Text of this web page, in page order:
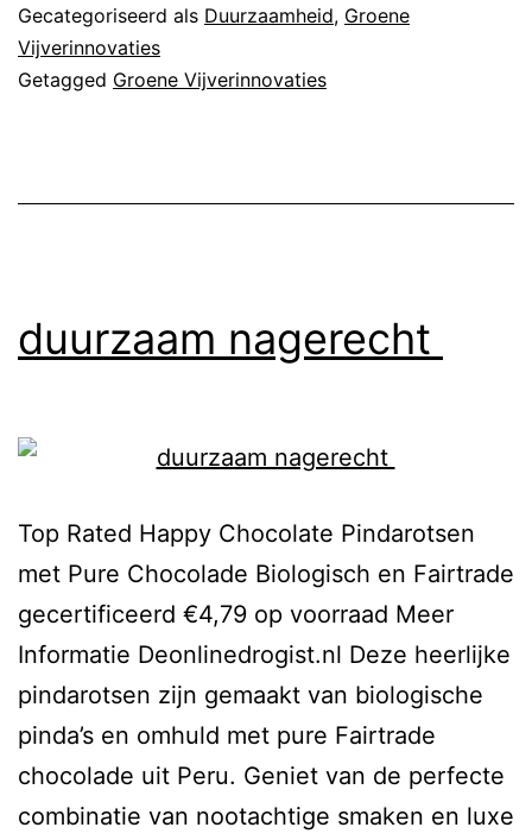
Gecategoriseerd als Duurzaamheid, Groene
Vijverinnovaties
Getagged Groene Vijverinnovaties
duurzaam nagerecht
Top Rated Happy Chocolate Pindarotsen
met Pure Chocolade Biologisch en Fairtrade
gecertificeerd €4,79 op voorraad Meer
Informatie Deonlinedrogist.nl Deze heerlijke
pindarotsen zijn gemaakt van biologische
pinda’s en omhuld met pure Fairtrade
chocolade uit Peru. Geniet van de perfecte
combinatie van nootachtige smaken en luxe